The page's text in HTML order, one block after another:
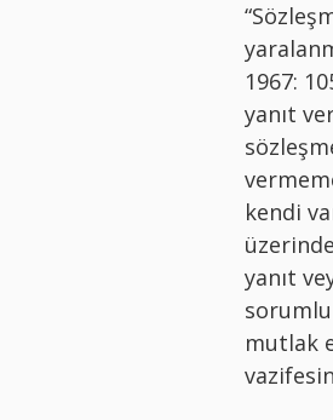
1967:
yanıt
kendi
yanıt
sorumlu
mutlak